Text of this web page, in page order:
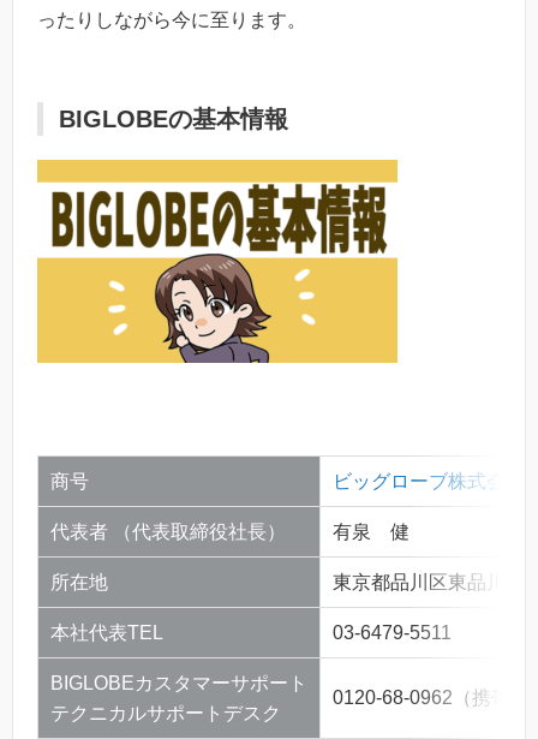
ったりしながら今に至ります。
BIGLOBEの基本情報
商号 ビッグローブ株式会社
代表者 （代表取締役社長） 有泉 健
所在地 東京都品川区東品川4-
本社代表TEL 03-6479-5511
BIGLOBEカスタマーサポート
テクニカルサポートデスク
0120-68-0962（携帯・